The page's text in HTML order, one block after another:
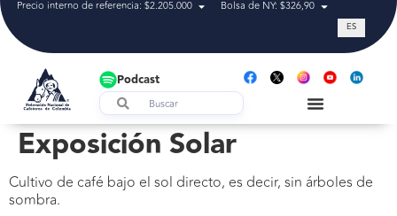
Precio interno de referencia: $2.205.000 Bolsa de NY: $326,90 Tasa de
ES
Podcast
Exposición Solar
Cultivo de café bajo el sol directo, es decir, sin árboles de
sombra.